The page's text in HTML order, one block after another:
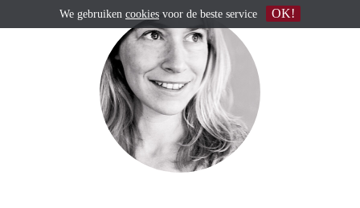
We gebruiken cookies voor de beste service OK!